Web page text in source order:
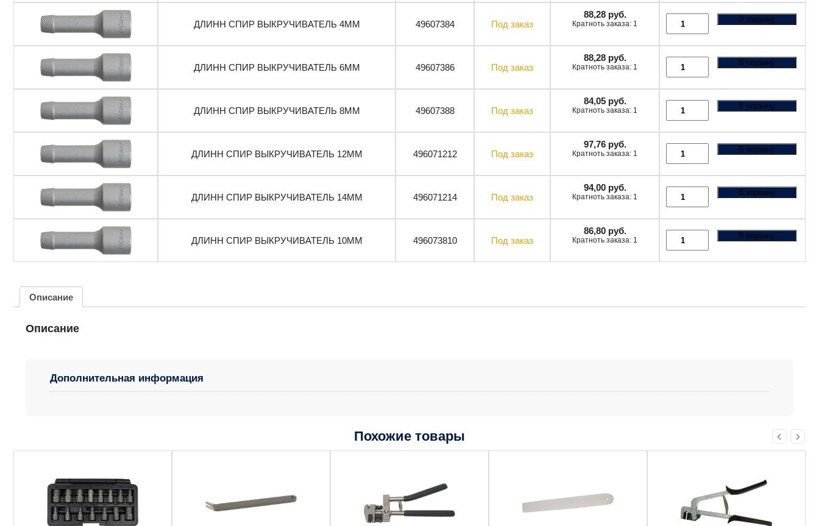
ДЛИНН СПИР ВЫКРУЧИВАТЕЛЬ 4MM 49607384 Под заказ
88,28 руб.
Кратноть заказа: 1 В корзину
ДЛИНН СПИР ВЫКРУЧИВАТЕЛЬ 6MM 49607386 Под заказ
88,28 руб.
Кратноть заказа: 1 В корзину
ДЛИНН СПИР ВЫКРУЧИВАТЕЛЬ 8MM 49607388 Под заказ
84,05 руб.
Кратноть заказа: 1 В корзину
ДЛИНН СПИР ВЫКРУЧИВАТЕЛЬ 12MM 496071212 Под заказ
97,76 руб.
Кратноть заказа: 1 В корзину
ДЛИНН СПИР ВЫКРУЧИВАТЕЛЬ 14MM 496071214 Под заказ
94,00 руб.
Кратноть заказа: 1 В корзину
ДЛИНН СПИР ВЫКРУЧИВАТЕЛЬ 10MM 496073810 Под заказ
86,80 руб.
Кратноть заказа: 1 В корзину
Описание
Описание
Дополнительная информация
Похожие товары
можно
выбрать